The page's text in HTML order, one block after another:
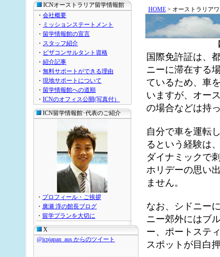
ICNオーストラリア留学情報館
・ 会社概要
・ ミッションステートメント
・ 留学情報館の宣言
・ スタッフ紹介
・ ビザコンサルタント資格
・ 紹介記事
・ 無料サポートができる理由
・ 現地サポートについて
・ 留学情報館への道順
・ ICNのオフィス公開(写真付）
ICN留学情報館･代表のご紹介
・ プロフィール・ご挨拶
・ 廣瀬 淳の館長ブログ
・ 留学プランを大切に
X
@icnjapan_aus からのツイート
HOME> オーストラリア
国際免許証は、
ニーに滞在する
ているため、車
いますが、オー
の場合などは持
自分で車を運転
るという経験は
ダイナミックで
ホリデーの思い
ません。
なお、シドニー
ニー郊外にはブ
ー、ポートステ
スポットが目白